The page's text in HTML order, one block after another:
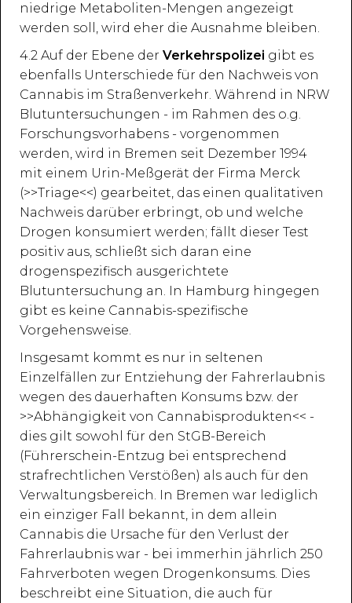
niedrige Metaboliten-Mengen angezeigt
werden soll, wird eher die Ausnahme bleiben.
4.2 Auf der Ebene der Verkehrspolizei gibt es
ebenfalls Unterschiede für den Nachweis von
Cannabis im Straßenverkehr. Während in NRW
Blutuntersuchungen - im Rahmen des o.g.
Forschungsvorhabens - vorgenommen
werden, wird in Bremen seit Dezember 1994
mit einem Urin-Meßgerät der Firma Merck
(>>Triage<<) gearbeitet, das einen qualitativen
Nachweis darüber erbringt, ob und welche
Drogen konsumiert werden; fällt dieser Test
positiv aus, schließt sich daran eine
drogenspezifisch ausgerichtete
Blutuntersuchung an. In Hamburg hingegen
gibt es keine Cannabis-spezifische
Vorgehensweise.
Insgesamt kommt es nur in seltenen
Einzelfällen zur Entziehung der Fahrerlaubnis
wegen des dauerhaften Konsums bzw. der
>>Abhängigkeit von Cannabisprodukten<< -
dies gilt sowohl für den StGB-Bereich
(Führerschein-Entzug bei entsprechend
strafrechtlichen Verstößen) als auch für den
Verwaltungsbereich. In Bremen war lediglich
ein einziger Fall bekannt, in dem allein
Cannabis die Ursache für den Verlust der
Fahrerlaubnis war - bei immerhin jährlich 250
Fahrverboten wegen Drogenkonsums. Dies
beschreibt eine Situation, die auch für